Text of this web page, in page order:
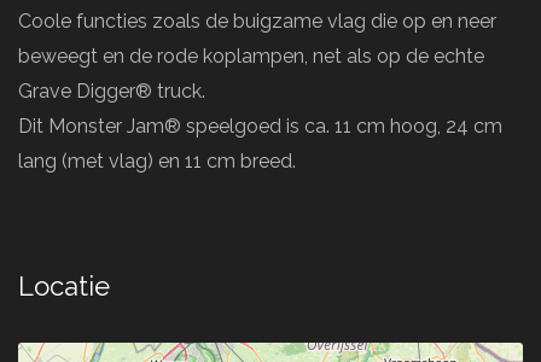
Coole functies zoals de buigzame vlag die op en neer
beweegt en de rode koplampen, net als op de echte
Grave Digger® truck.
Dit Monster Jam® speelgoed is ca. 11 cm hoog, 24 cm
lang (met vlag) en 11 cm breed.
Locatie